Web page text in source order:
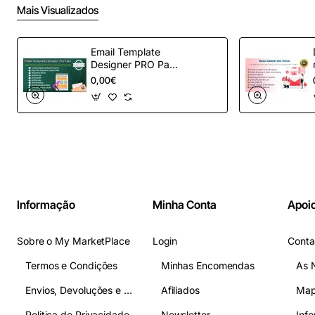
Mais Visualizados
Email Template
Designer PRO Pack
– Automação de e-
mail definitiva para
OpenCart
0,00€
Informação
Sobre o My MarketPlace
Termos e Condições
Envios, Devoluções e Pagamentos
Minha Conta
Login
Minhas Encomendas
Afiliados
As